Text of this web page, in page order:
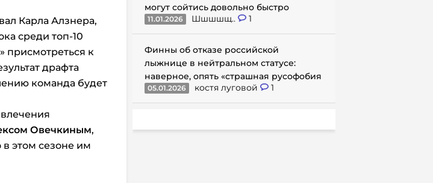
Карла Алзнера,
среди топ-10
присмотреться к
драфта
команда будет
Овечкиным,
в этом сезоне им
могут сойтись довольно быстро
11.01.2026 Шшшшщ.. 1
Финны об отказе российской
лыжнице в нейтральном статусе:
наверное, опять «страшная русофобия
05.01.2026 костя луговой 1